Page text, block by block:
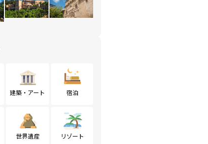
建築・アート 宿泊
世界遺産 リゾート